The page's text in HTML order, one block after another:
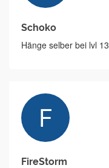
Schoko
Hänge selber bei lvl 13
FireStorm